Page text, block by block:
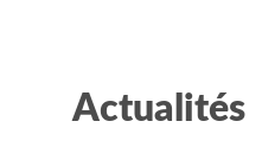
Actualités